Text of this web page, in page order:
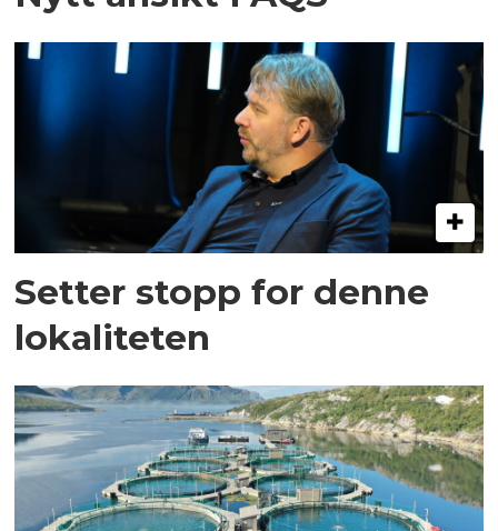
Setter stopp for denne
lokaliteten